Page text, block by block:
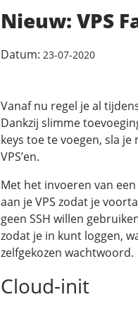
Nieuw: VPS
Datum: 23-07-2020
Vanaf nu regel je al
Dankzij slimme
keys toe te voegen, sla
VPS’en.
Met het invoeren van
aan je VPS zodat je
geen SSH willen
zodat je in kunt loggen,
zelfgekozen wachtwoord.
Cloud-init